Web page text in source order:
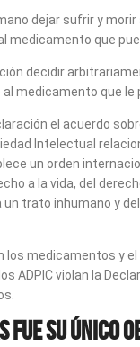
dejar sufrir y
medicamento que
decidir
medicamento que le
el acuerdo
Intelectual
un orden
a la vida, del
trato inhumano y
los medicamentos y
ADPIC violan la
fue su único